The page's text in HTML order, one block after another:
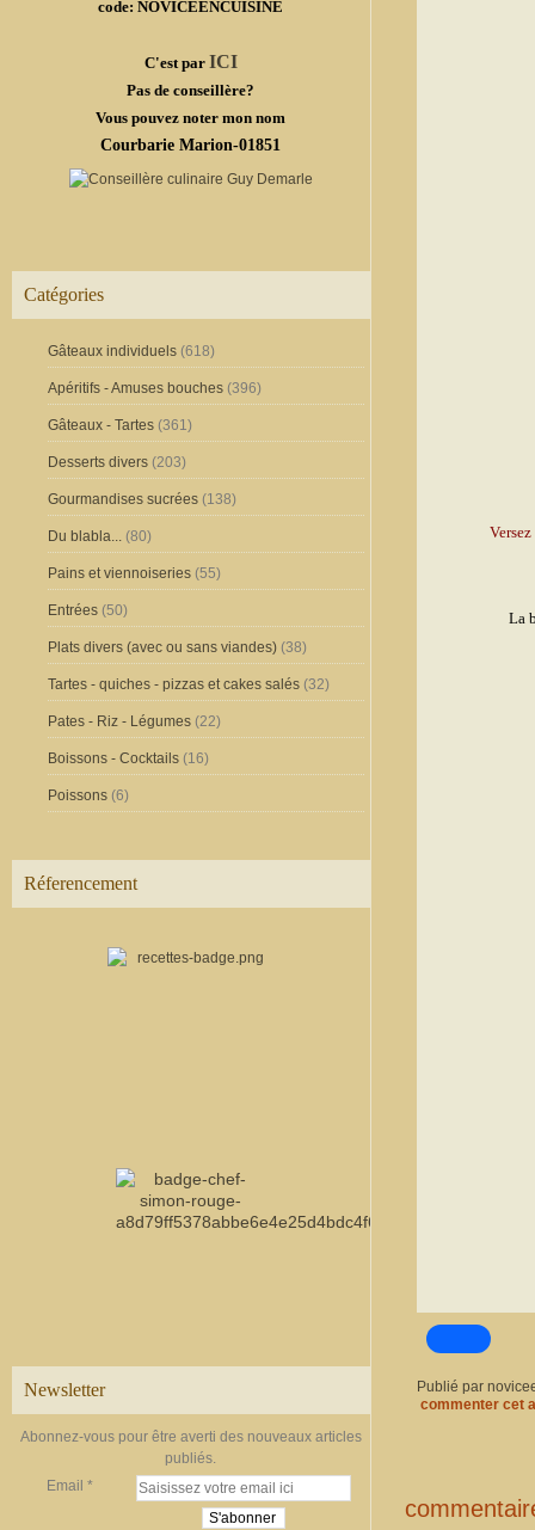
code: NOVICEENCUISINE
C'est par ICI
Pas de conseillère?
Vous pouvez noter mon nom
Courbarie Marion-01851
Catégories
Gâteaux individuels (618)
Apéritifs - Amuses bouches (396)
Gâteaux - Tartes (361)
Desserts divers (203)
Gourmandises sucrées (138)
Du blabla... (80)
Pains et viennoiseries (55)
Entrées (50)
Plats divers (avec ou sans viandes) (38)
Tartes - quiches - pizzas et cakes salés (32)
Pates - Riz - Légumes (22)
Boissons - Cocktails (16)
Poissons (6)
Réferencement
Newsletter
Abonnez-vous pour être averti des nouveaux articles
publiés.
Email
La
Publié par
commenter cet